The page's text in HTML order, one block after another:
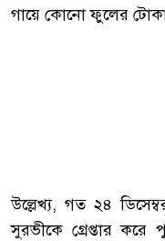
গায়ে কোনো ফুলের
‎উল্লেখ্য, গত ২৪
সুরভীকে গ্রেপ্তার